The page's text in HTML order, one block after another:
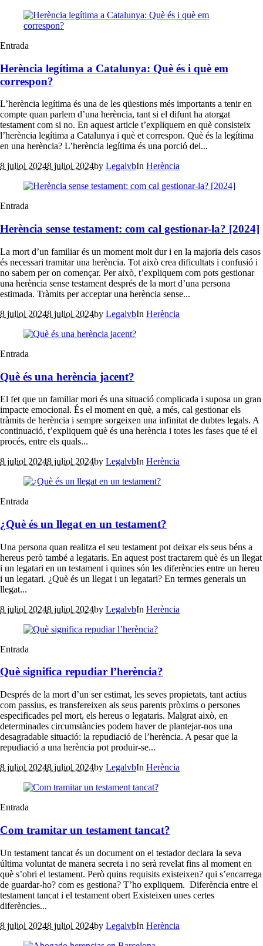
Entrada
Herència legítima a Catalunya: Què és i què em
correspon?
L’herència legítima és una de les qüestions més importants a tenir en
compte quan parlem d’una herència, tant si el difunt ha atorgat
testament com si no. En aquest article t’expliquem en què consisteix
l’herència legítima a Catalunya i què et correspon. Què és la legítima
en una herència? L’herència legítima és una porció del...
8 juliol 20248 juliol 2024by LegalvbIn Herència
Entrada
Herència sense testament: com cal gestionar-la? [2024]
La mort d’un familiar és un moment molt dur i en la majoria dels casos
és necessari tramitar una herència. Tot això crea dificultats i confusió i
no sabem per on començar. Per això, t’expliquem com pots gestionar
una herència sense testament després de la mort d’una persona
estimada. Tràmits per acceptar una herència sense...
8 juliol 20248 juliol 2024by LegalvbIn Herència
Entrada
Què és una herència jacent?
El fet que un familiar mori és una situació complicada i suposa un gran
impacte emocional. És el moment en què, a més, cal gestionar els
tràmits de herència i sempre sorgeixen una infinitat de dubtes legals. A
continuació, t’expliquem què és una herència i totes les fases que té el
procés, entre els quals...
8 juliol 20248 juliol 2024by LegalvbIn Herència
Entrada
¿Què és un llegat en un testament?
Una persona quan realitza el seu testament pot deixar els seus béns a
hereus però també a legataris. En aquest post tractarem què és un llegat
i un legatari en un testament i quines són les diferències entre un hereu
i un legatari. ¿Què és un llegat i un legatari? En termes generals un
llegat...
8 juliol 20248 juliol 2024by LegalvbIn Herència
Entrada
Què significa repudiar l’herència?
Després de la mort d’un ser estimat, les seves propietats, tant actius
com passius, es transfereixen als seus parents pròxims o persones
especificades pel mort, els hereus o legataris. Malgrat això, en
determinades circumstàncies podem haver de plantejar-nos una
desagradable situació: la repudiació de l’herència. A pesar que la
repudiació a una herència pot produir-se...
8 juliol 20248 juliol 2024by LegalvbIn Herència
Entrada
Com tramitar un testament tancat?
Un testament tancat és un document on el testador declara la seva
última voluntat de manera secreta i no serà revelat fins al moment en
què s’obri el testament. Però quins requisits existeixen? qui s’encarrega
de guardar-ho? com es gestiona? T’ho expliquem. Diferència entre el
testament tancat i el testament obert Existeixen unes certes
diferències...
8 juliol 20248 juliol 2024by LegalvbIn Herència